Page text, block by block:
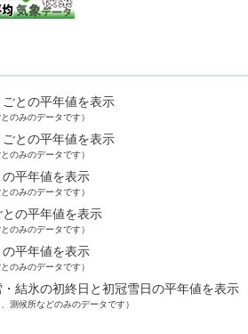
との平年値を表示
とのみのデータです）
ごとの平年値を表示
とのみのデータです）
平年値を表示
とのみのデータです）
の平年値を表示
とのみのデータです）
の平年値を表示
とのみのデータです）
・結氷の初終日と初冠雪日の平年値を表示
、測候所などのみのデータです）